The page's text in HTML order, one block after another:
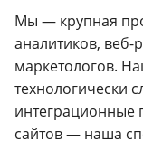
Мы — крупная
аналитиков, веб-
маркетологов.
технологически
интеграционные
сайтов — наша